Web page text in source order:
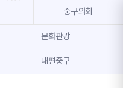
가기
기
중구의회
문화관광
내편중구